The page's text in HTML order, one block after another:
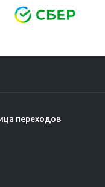
переходов